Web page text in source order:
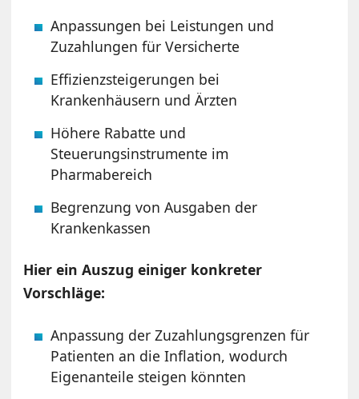
Anpassungen bei Leistungen und
Zuzahlungen für Versicherte
Effizienzsteigerungen bei
Krankenhäusern und Ärzten
Höhere Rabatte und
Steuerungsinstrumente im
Pharmabereich
Begrenzung von Ausgaben der
Krankenkassen
Hier ein Auszug einiger konkreter
Vorschläge:
Anpassung der Zuzahlungsgrenzen für
Patienten an die Inflation, wodurch
Eigenanteile steigen könnten